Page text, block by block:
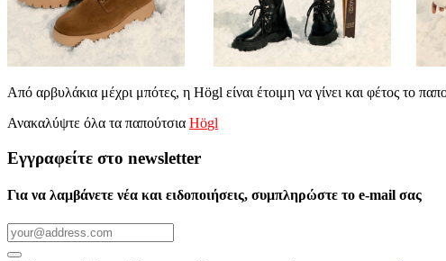
Από αρβυλάκια μέχρι μπότες, η Högl είναι έτοιμη να γίνει και φέτος το
Ανακαλύψτε όλα τα παπούτσια Högl
Εγγραφείτε στο newsletter
Για να λαμβάνετε νέα και ειδοποιήσεις, συμπληρώστε το e-mail σας